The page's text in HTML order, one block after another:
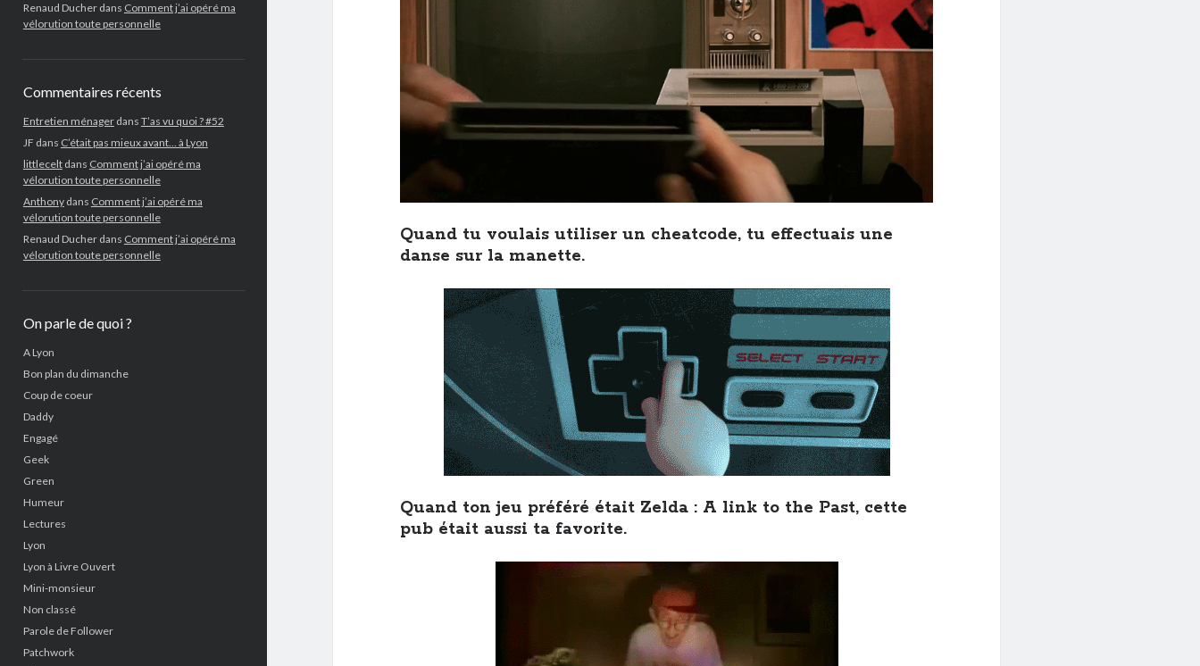
Renaud Ducherdans Comment j’ai opéré ma
vélorution toute personnelle
Commentaires récents
Entretien ménagerdans T’as vu quoi ? #52
JF dans C’était pas mieux avant… à Lyon
littleceltdans Comment j’ai opéré ma
vélorution toute personnelle
Anthonydans Comment j’ai opéré ma
vélorution toute personnelle
Renaud Ducherdans Comment j’ai opéré ma
vélorution toute personnelle
On parle de quoi ?
A Lyon
Bon plan du dimanche
Coup de coeur
Daddy
Engagé
Geek
Green
Humeur
Lectures
Lyon
Lyon à Livre Ouvert
Mini-monsieur
Non classé
Parole de Follower
Patchwork
Quand tu voulais utiliser un cheatcode, tu effectuais une
danse sur la manette.
Quand ton jeu préféré était Zelda : A link to the Past, cette
pub était aussi ta favorite.